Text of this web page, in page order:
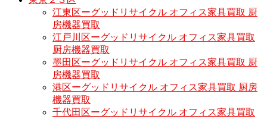
江東区ーグッドリサイクル オフィス家具買取 厨
房機器買取
江戸川区ーグッドリサイクル オフィス家具買取
厨房機器買取
墨田区ーグッドリサイクル オフィス家具買取 厨
房機器買取
港区ーグッドリサイクル オフィス家具買取 厨房
機器買取
千代田区ーグッドリサイクル オフィス家具買取